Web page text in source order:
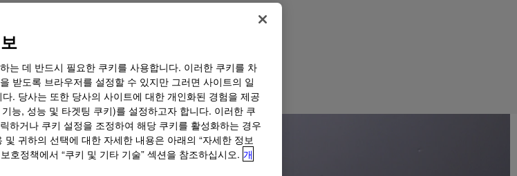
는 데 반드시 필요한 쿠키를 사용합니다. 이러한 쿠키를 차
받도록 브라우저를 설정할 수 있지만 그러면 사이트의 일
. 당사는 또한 당사의 사이트에 대한 개인화된 경험을 제공
능, 성능 및 타겟팅 쿠키)를 설정하고자 합니다. 이러한 쿠
하거나 쿠키 설정을 조정하여 해당 쿠키를 활성화하는 경우
귀하의 선택에 대한 자세한 내용은 아래의 “자세한 정보
호정책에서 “쿠키 및 기타 기술” 섹션을 참조하십시오. 개